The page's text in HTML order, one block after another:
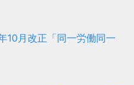
10月改正「同一労働同一